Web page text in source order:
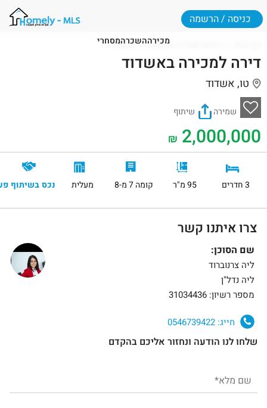
מכירההשכרהמסחרי
כניסה / הרשמה
דירות למכירה באשדוד אשדוד
דירה למכירה באשדוד
טו, אשדוד
שמירה שיתוף
2,000,000
₪
3 חדרים 95 מ"ר קומה 7 מ-8 מעלית נכס בשיתוף
צרו איתנו קשר
שם הסוכן:
ליה צרנוברוד
ליה נדל"ן
מספר רשיון: 31034436
חייג:
שלחו לנו הודעה ונחזור אליכם בהקדם